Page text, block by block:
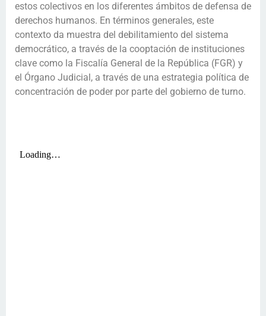
estos colectivos en los diferentes ámbitos de defensa de
derechos humanos. En términos generales, este
contexto da muestra del debilitamiento del sistema
democrático, a través de la cooptación de instituciones
clave como la Fiscalía General de la República (FGR) y
el Órgano Judicial, a través de una estrategia política de
concentración de poder por parte del gobierno de turno.